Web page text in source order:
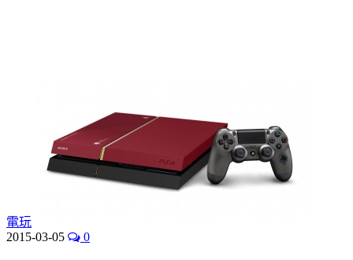
電玩
2015-03-05
0